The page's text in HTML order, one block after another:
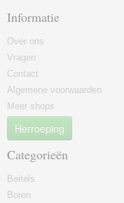
Informatie
Over ons
Vragen
Contact
Algemene voorwaarden
Meer shops
Herroeping
Categorieën
Beitels
Boren